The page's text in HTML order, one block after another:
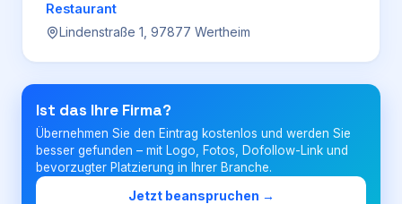
Für Firmen
Login
Firma eintragen
Restaurant
Lindenstraße 1, 97877 Wertheim
Ist das Ihre Firma?
Übernehmen Sie den Eintrag kostenlos und werden Sie
besser gefunden – mit Logo, Fotos, Dofollow-Link und
bevorzugter Platzierung in Ihrer Branche.
Jetzt beanspruchen →